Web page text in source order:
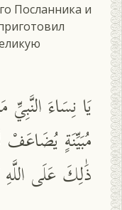
Посланника и
يَا نِسَاءَ
مُبَيِّنَةٍ
ذَٰلِكَ عَلَى اللَّهِ